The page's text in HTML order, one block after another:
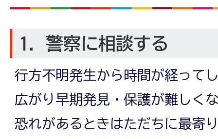
1．警察に相談する
行方不明発生から時間が経って
広がり早期発見・保護が難しく
恐れがあるときはただちに最寄